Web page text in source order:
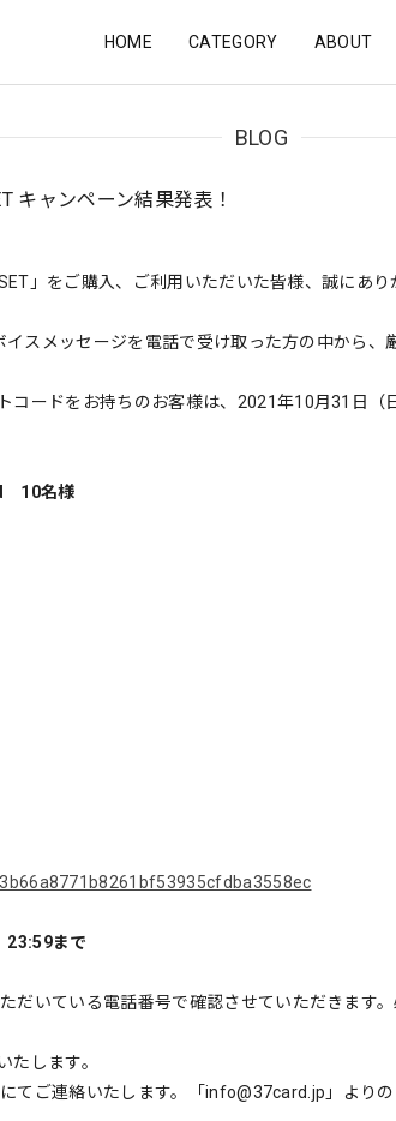
HOME CATEGORY ABOUT
BLOG
キャンペーン結果発表！
」をご購入、ご利用いただいた皆様、誠にあり
スメッセージを電話で受け取った方の中から、
コードをお持ちのお客様は、2021年10月31日
10名様
23:59まで
だいている電話番号で確認させていただきます
します。
てご連絡いたします。「 info@37card.jp 」より